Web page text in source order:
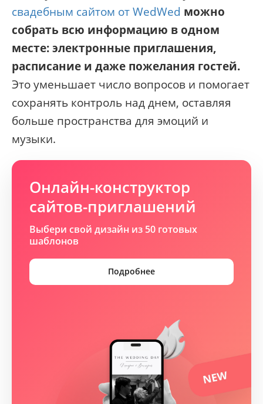
свадебным сайтом от WedWed можно
собрать всю информацию в одном
месте: электронные приглашения,
расписание и даже пожелания гостей.
Это уменьшает число вопросов и помогает
сохранять контроль над днем, оставляя
больше пространства для эмоций и
музыки.
Онлайн-конструктор
сайтов-приглашений
Выбери свой дизайн из 50 готовых
шаблонов
Подробнее